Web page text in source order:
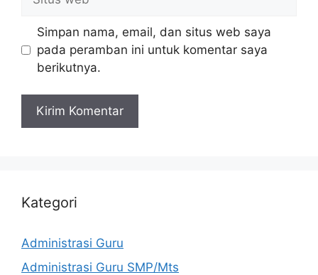
web
Simpan nama, email, dan situs web saya
pada peramban ini untuk komentar saya
berikutnya.
Kategori
Administrasi Guru
Administrasi Guru SMP/Mts